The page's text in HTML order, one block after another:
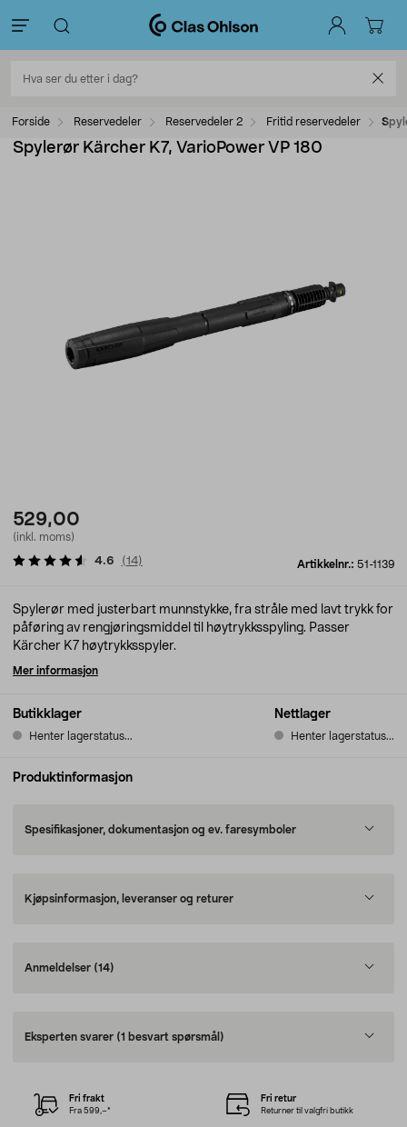
Forside Reservedeler Reservedeler 2 Fritid reservedeler
Spylerør Kärcher K7, VarioPower VP 180
529,00
(inkl. moms)
Artikkelnr.: 51-1139
4.6 (14)
Butikklager
Henter lagerstatus...
Nettlager
Henter lagerstatus...
Spylerør med justerbart munnstykke, fra stråle med lavt trykk for
påføring av rengjøringsmiddel til høytrykksspyling. Passer
Kärcher K7 høytrykksspyler.
Mer informasjon
Produktinformasjon
Spesifikasjoner, dokumentasjon og ev. faresymboler
Kjøpsinformasjon, leveranser og returer
Anmeldelser (14)
Eksperten svarer (1 besvart spørsmål)
Fri frakt
Fra 599,–*
Fri retur
Returner til valgfri butikk